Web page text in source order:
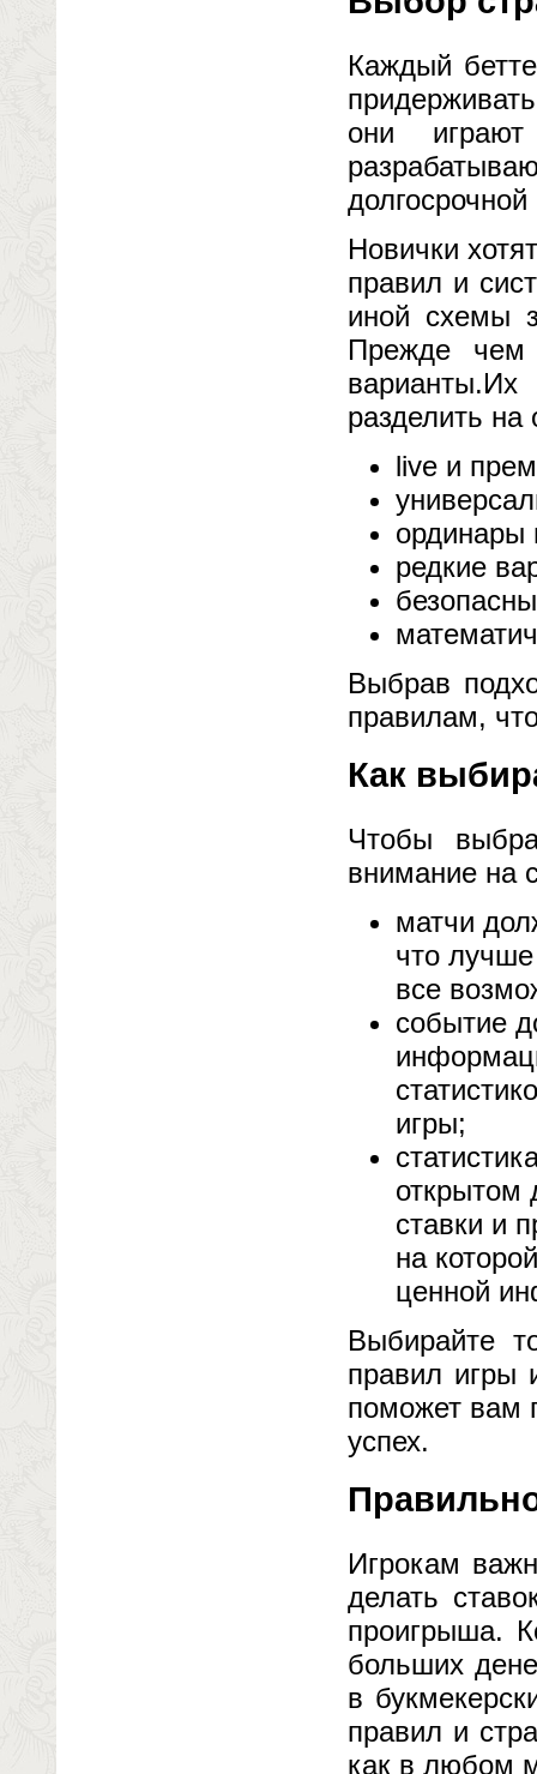
Каждый
они
Новички
правил и
иной схемы
Прежде чем
разделить
live и
ординары
редкие
Выбрав
правилам,
Как
Чтобы
внимание на
матчи
что лучше
все
событие
игры;
открытом
ставки и
на
ценной
Выбирайте
правил игры
поможет вам
успех.
Игрокам
делать
проигрыша.
больших
в
правил и
как в любом